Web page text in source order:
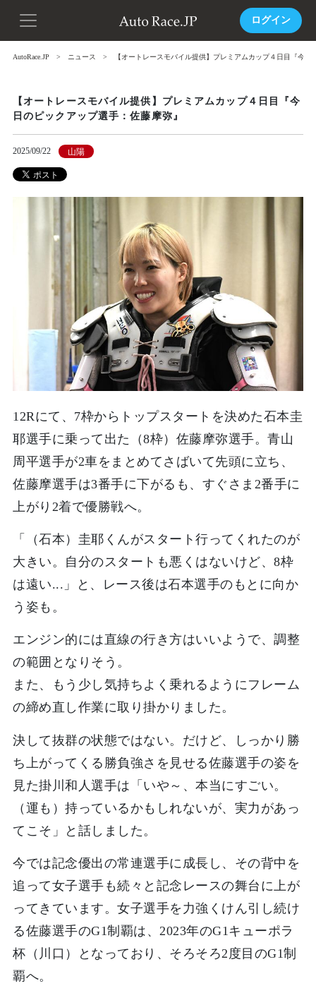
ログイン
AutoRace.JP ニュース 【オートレースモバイル提供】プレミアムカップ４日目『今
【オートレースモバイル提供】プレミアムカップ４日目『今
日のピックアップ選手：佐藤摩弥』
2025/09/22 山陽
12Rにて、7枠からトップスタートを決めた石本圭
耶選手に乗って出た（8枠）佐藤摩弥選手。青山
周平選手が2車をまとめてさばいて先頭に立ち、
佐藤摩選手は3番手に下がるも、すぐさま2番手に
上がり2着で優勝戦へ。
「（石本）圭耶くんがスタート行ってくれたのが
大きい。自分のスタートも悪くはないけど、8枠
は遠い...」と、レース後は石本選手のもとに向か
う姿も。
エンジン的には直線の行き方はいいようで、調整
の範囲となりそう。
また、もう少し気持ちよく乗れるようにフレーム
の締め直し作業に取り掛かりました。
決して抜群の状態ではない。だけど、しっかり勝
ち上がってくる勝負強さを見せる佐藤選手の姿を
見た掛川和人選手は「いや～、本当にすごい。
（運も）持っているかもしれないが、実力があっ
てこそ」と話しました。
今では記念優出の常連選手に成長し、その背中を
追って女子選手も続々と記念レースの舞台に上が
ってきています。女子選手を力強くけん引し続け
る佐藤選手のG1制覇は、2023年のG1キューポラ
杯（川口）となっており、そろそろ2度目のG1制
覇へ。